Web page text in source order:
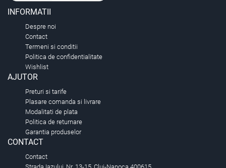
INFORMATII
Despre noi
Contact
Termeni si conditii
Politica de confidentialitate
Wishlist
AJUTOR
Preturi si tarife
Plasare comanda si livrare
Modalitati de plata
Politica de returnare
Garantia produselor
CONTACT
Contact